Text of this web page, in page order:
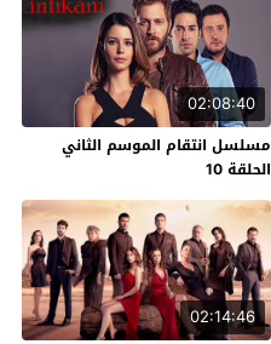
02:08:40
مسلسل انتقام الموسم الثاني
الحلقة 10
02:14:46